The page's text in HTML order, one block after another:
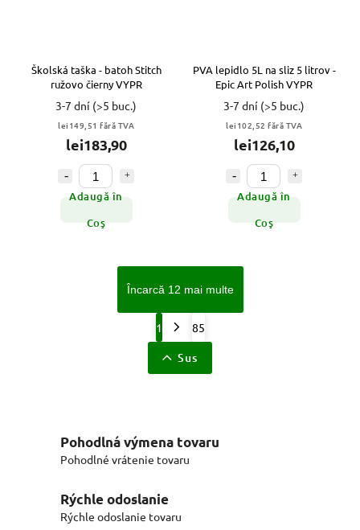
Školská taška - batoh Stitch
ružovo čierny VYPR
3-7 dní (>5 buc.)
lei149,51 fără TVA
lei183,90
Adaugă în
Coş
PVA lepidlo 5L na sliz 5 litrov -
Epic Art Polish VYPR
3-7 dní (>5 buc.)
lei102,52 fără TVA
lei126,10
Adaugă în
Coş
Încarcă 12 mai multe
1 85
Sus
Pohodlná výmena tovaru
Pohodlné vrátenie tovaru
Rýchle odoslanie
Rýchle odoslanie tovaru